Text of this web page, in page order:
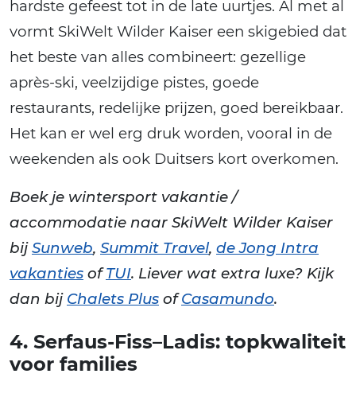
hardste gefeest tot in de late uurtjes. Al met al
vormt SkiWelt Wilder Kaiser een skigebied dat
het beste van alles combineert: gezellige
après-ski, veelzijdige pistes, goede
restaurants, redelijke prijzen, goed bereikbaar.
Het kan er wel erg druk worden, vooral in de
weekenden als ook Duitsers kort overkomen.
Boek je wintersport vakantie /
accommodatie naar SkiWelt Wilder Kaiser
bijSunweb, Summit Travel, de Jong Intra
vakanties ofTUI. Liever wat extra luxe? Kijk
dan bij Chalets Plus ofCasamundo.
4. Serfaus-Fiss–Ladis: topkwaliteit
voor families